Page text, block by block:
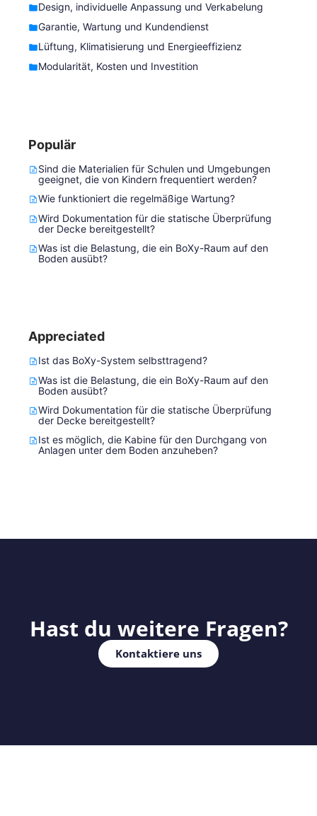
Design, individuelle Anpassung und Verkabelung
Garantie, Wartung und Kundendienst
Lüftung, Klimatisierung und Energieeffizienz
Modularität, Kosten und Investition
Populär
Sind die Materialien für Schulen und Umgebungen
geeignet, die von Kindern frequentiert werden?
Wie funktioniert die regelmäßige Wartung?
Wird Dokumentation für die statische Überprüfung
der Decke bereitgestellt?
Was ist die Belastung, die ein BoXy-Raum auf den
Boden ausübt?
Appreciated
Ist das BoXy-System selbsttragend?
Was ist die Belastung, die ein BoXy-Raum auf den
Boden ausübt?
Wird Dokumentation für die statische Überprüfung
der Decke bereitgestellt?
Ist es möglich, die Kabine für den Durchgang von
Anlagen unter dem Boden anzuheben?
Hast du weitere Fragen?
Kontaktiere uns